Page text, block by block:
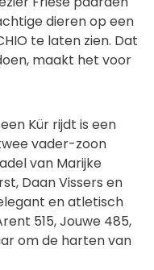
dieren op een
te laten zien. Dat
maakt het voor
Kür rijdt is een
vader-zoon
van Marijke
Daan Vissers en
en atletisch
515, Jouwe 485,
om de harten van